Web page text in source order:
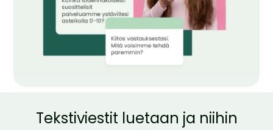
Tekstiviestit luetaan ja niihin